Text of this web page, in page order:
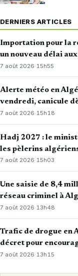
DERNIERS ARTICLES
Importation pour la
un nouveau délai
7 août 2026· 15h55
Alerte météo en
vendredi, canicule
7 août 2026·15h18
Hadj 2027 : le
les pèlerins
7 août 2026·15h03
Une saisie de 8,4
réseau criminel à
7 août 2026·13h48
Trafic de drogue en
décret pour
7 août 2026·13h15